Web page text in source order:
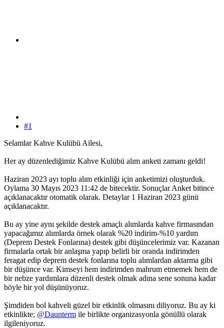
#1
Selamlar Kahve Kulübü Ailesi,
Her ay düzenlediğimiz Kahve Kulübü alım anketi zamanı geldi!
Haziran 2023 ayı toplu alım etkinliği için anketimizi oluşturduk.
Oylama 30 Mayıs 2023 11:42 de bitecektir. Sonuçlar Anket bitince
açıklanacaktır otomatik olarak. Detaylar 1 Haziran 2023 günü
açıklanacaktır.
Bu ay yine aynı şekilde destek amaçlı alımlarda kahve firmasından
yapacağımız alımlarda örnek olarak %20 indirim-%10 yardım
(Deprem Destek Fonlarına) destek gibi düşüncelerimiz var. Kazanan
firmalarla ortak bir anlaşma yapıp belirli bir oranda indirimden
feragat edip deprem destek fonlarına toplu alımlardan aktarma gibi
bir düşünce var. Kimseyi hem indirimden mahrum etmemek hem de
bir nebze yardımlara düzenli destek olmak adına sene sonuna kadar
böyle bir yol düşünüyoruz.
Şimdiden bol kahveli güzel bir etkinlik olmasını diliyoruz. Bu ay ki
etkinlikte; @Daunterm ile birlikte organizasyonla gönüllü olarak
ilgileniyoruz.